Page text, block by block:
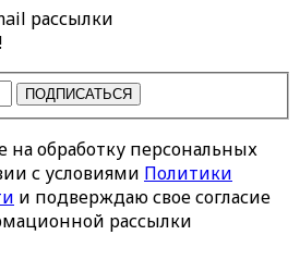
рассылки
ПОДПИСАТЬСЯ
на обработку персональных
с условиями Политики
и подверждаю свое согласие
рассылки